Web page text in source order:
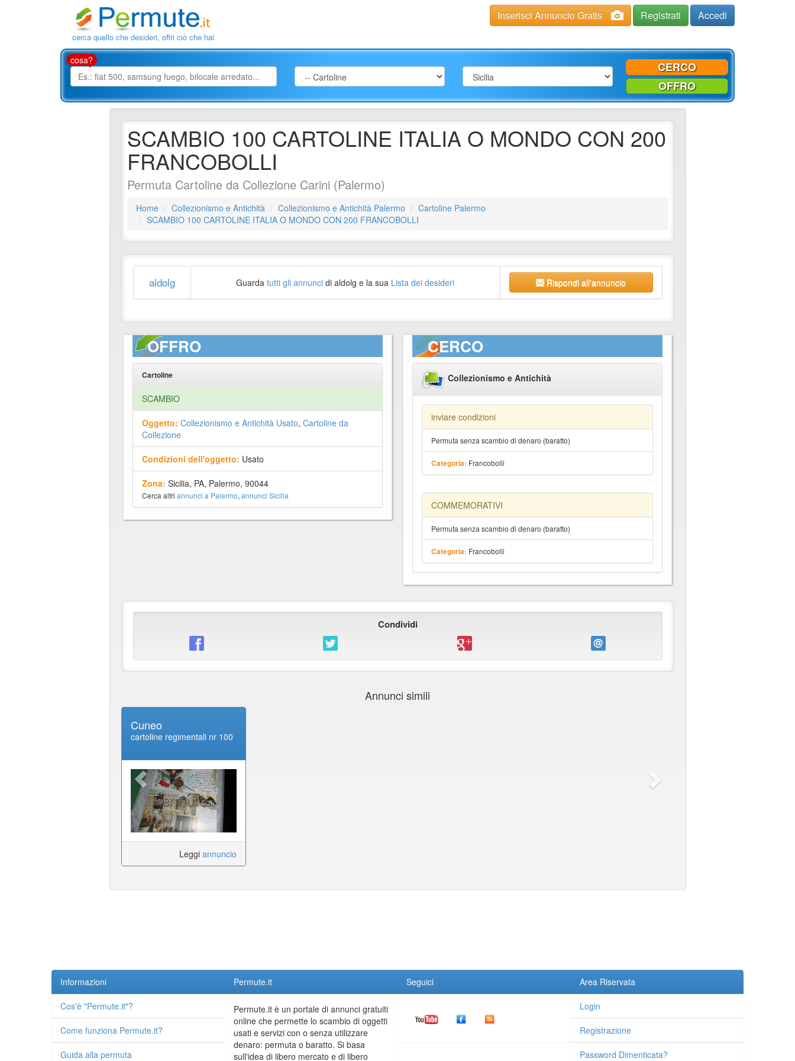
cerca quello che desideri, offri ciò che hai
Inserisci Annuncio Gratis Registrati Accedi
cosa?
CERCO
OFFRO
SCAMBIO 100 CARTOLINE ITALIA O MONDO CON 200
FRANCOBOLLI
Permuta Cartoline da Collezione Carini (Palermo)
Home Collezionismo e Antichità Collezionismo e Antichità Palermo
Cartoline Palermo
SCAMBIO 100 CARTOLINE ITALIA O MONDO CON 200 FRANCOBOLLI
aldolg Guarda tutti gli annunci di aldolg e la sua Lista dei desideri Rispondi all'annuncio
OFFRO
Cartoline
SCAMBIO
Oggetto: Collezionismo e Antichità Usato, Cartoline da
Collezione
Condizioni dell'oggetto: Usato
Zona: Sicilia, PA, Palermo, 90044
Cerca altri annunci a Palermo, annunci Sicilia
CERCO
Collezionismo e Antichità
inviare condizioni
Permuta senza scambio di denaro (baratto)
Categoria: Francobolli
COMMEMORATIVI
Permuta senza scambio di denaro (baratto)
Categoria: Francobolli
Condividi
Annunci simili
Cuneo
cartoline regimentali nr 100
Leggi annuncio
Informazioni
Cos'è "Permute.it"?
Come funziona Permute.it?
Guida alla permuta
Permute.it
Permute.it è un portale di annunci gratuiti
online che permette lo scambio di oggetti
usati e servizi con o senza utilizzare
denaro: permuta o baratto. Si basa
sull'idea di libero mercato e di libero
Seguici Area Riservata
Login
Registrazione
Password Dimenticata?